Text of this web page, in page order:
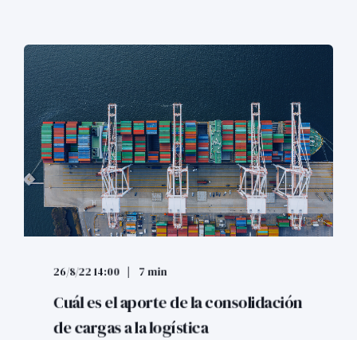
26/8/22 14:00 7 min
Cuál es el aporte de la consolidación
de cargas a la logística